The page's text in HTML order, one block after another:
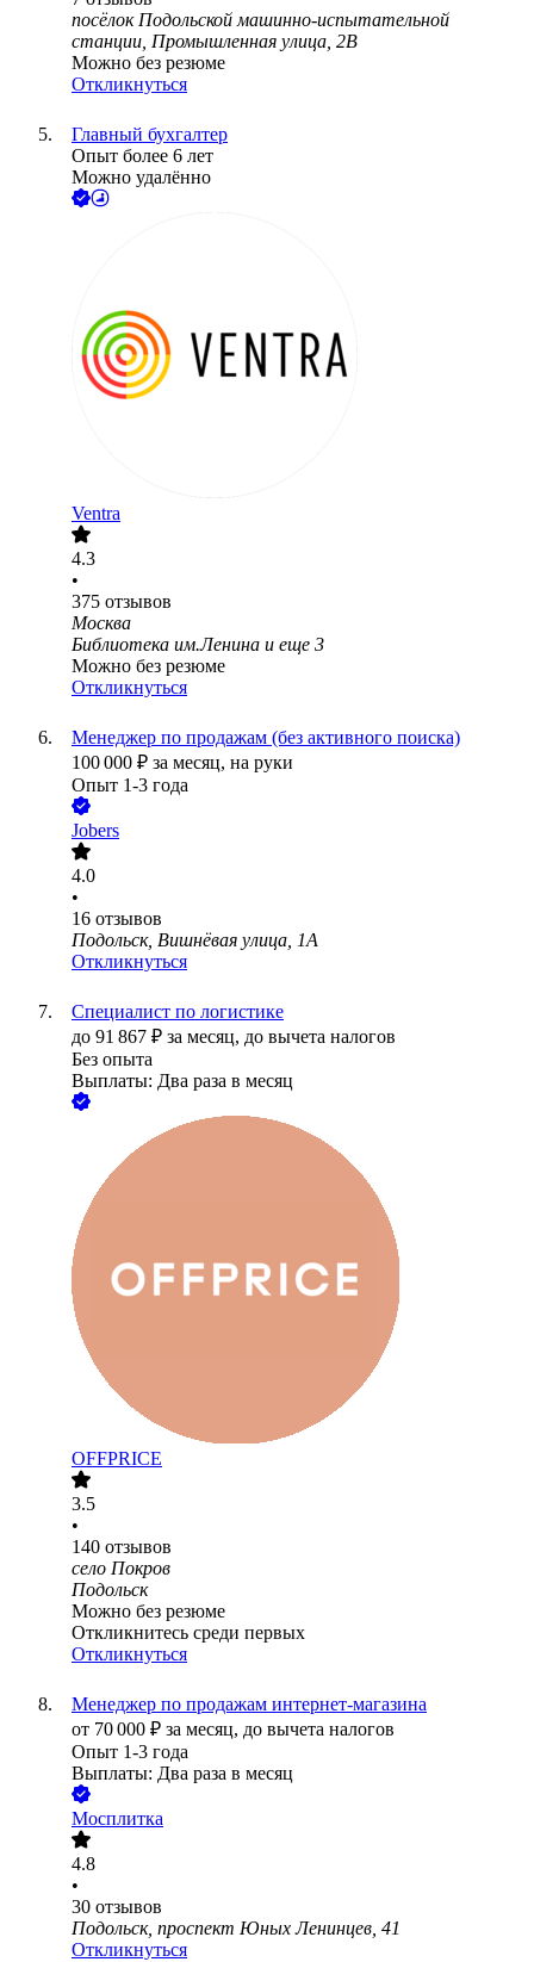
посёлок Подольской машинно-испытательной
станции, Промышленная улица, 2В
Можно без резюме
Откликнуться
Главный бухгалтер
Опыт более 6 лет
Можно удалённо
Ventra
4.3
•
375 отзывов
Москва
Библиотека им.Ленина и еще 3
Можно без резюме
Откликнуться
Менеджер по продажам (без активного поиска)
100 000 ₽ за месяц, на руки
Опыт 1-3 года
Jobers
4.0
•
16 отзывов
Подольск, Вишнёвая улица, 1А
Откликнуться
Специалист по логистике
до 91 867 ₽ за месяц, до вычета налогов
Без опыта
Выплаты: Два раза в месяц
OFFPRICE
3.5
•
140 отзывов
село Покров
Подольск
Можно без резюме
Откликнитесь среди первых
Откликнуться
Менеджер по продажам интернет-магазина
от 70 000 ₽ за месяц, до вычета налогов
Опыт 1-3 года
Выплаты: Два раза в месяц
Мосплитка
4.8
•
30 отзывов
Подольск, проспект Юных Ленинцев, 41
Откликнуться